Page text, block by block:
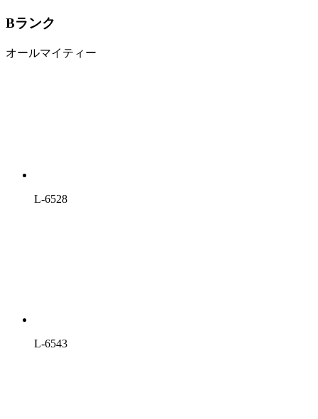
Bランク
オールマイティー
L-6528
L-6543